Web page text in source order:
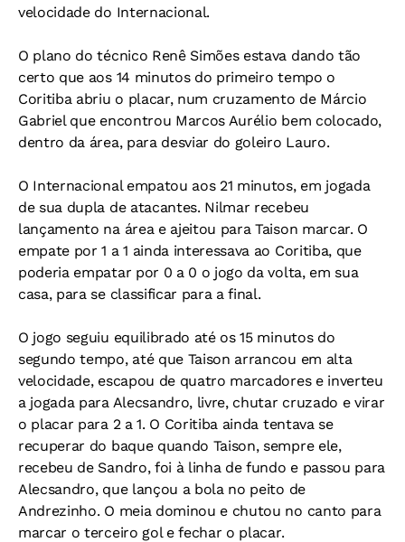
velocidade do Internacional.
O plano do técnico Renê Simões estava dando tão
certo que aos 14 minutos do primeiro tempo o
Coritiba abriu o placar, num cruzamento de Márcio
Gabriel que encontrou Marcos Aurélio bem colocado,
dentro da área, para desviar do goleiro Lauro.
O Internacional empatou aos 21 minutos, em jogada
de sua dupla de atacantes. Nilmar recebeu
lançamento na área e ajeitou para Taison marcar. O
empate por 1 a 1 ainda interessava ao Coritiba, que
poderia empatar por 0 a 0 o jogo da volta, em sua
casa, para se classificar para a final.
O jogo seguiu equilibrado até os 15 minutos do
segundo tempo, até que Taison arrancou em alta
velocidade, escapou de quatro marcadores e inverteu
a jogada para Alecsandro, livre, chutar cruzado e virar
o placar para 2 a 1. O Coritiba ainda tentava se
recuperar do baque quando Taison, sempre ele,
recebeu de Sandro, foi à linha de fundo e passou para
Alecsandro, que lançou a bola no peito de
Andrezinho. O meia dominou e chutou no canto para
marcar o terceiro gol e fechar o placar.